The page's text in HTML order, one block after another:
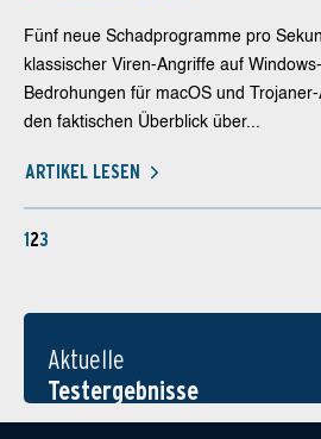
Fünf neue Schadprogramme pro
klassischer Viren-Angriffe auf
Bedrohungen für macOS und
den faktischen Überblick über...
ARTIKEL LESEN
123
Aktuelle
Testergebnisse